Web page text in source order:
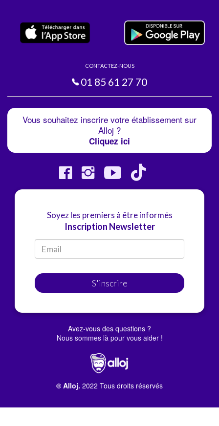
CONTACTEZ-NOUS
01 85 61 27 70
Vous souhaitez inscrire votre établissement sur
Alloj ?
Cliquez ici
Soyez les premiers à être informés
Inscription Newsletter
S'inscrire
Avez-vous des questions ?
Nous sommes là pour vous aider !
© Alloj. 2022 Tous droits réservés